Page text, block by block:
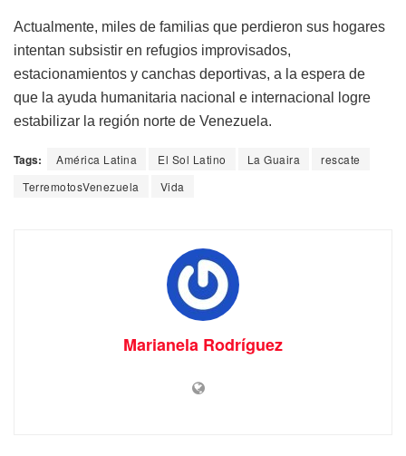
Actualmente, miles de familias que perdieron sus hogares
intentan subsistir en refugios improvisados,
estacionamientos y canchas deportivas, a la espera de
que la ayuda humanitaria nacional e internacional logre
estabilizar la región norte de Venezuela.
Tags: América Latina El Sol Latino La Guaira
rescate
TerremotosVenezuela
Vida
Marianela Rodríguez